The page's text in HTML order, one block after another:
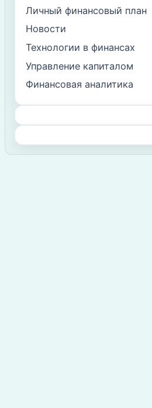
Личный финансовый план
Новости
Технологии в финансах
Управление капиталом
Финансовая аналитика